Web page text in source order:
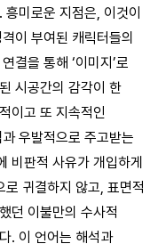
미로운 지점은, 이것이
이 부여된 캐릭터들의
결을 통해 ‘이미지’로
시공간의 감각이 한
이고 또 지속적인
우발적으로 주고받는
비판적 사유가 개입하게
귀결하지 않고, 표면적
던 이불만의 수사적
. 이 언어는 해석과